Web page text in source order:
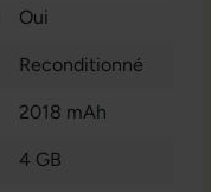
Oui
Reconditionné
2018 mAh
4 GB